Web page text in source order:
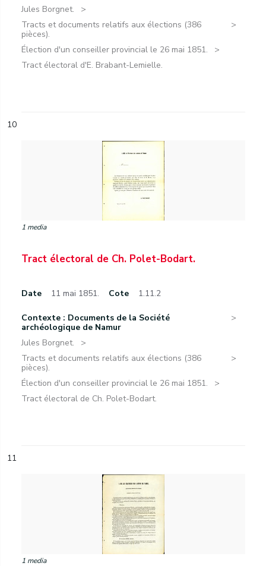
Jules Borgnet.
Tracts et documents relatifs aux élections (386
pièces).
Élection d'un conseiller provincial le 26 mai 1851.
Tract électoral d'E. Brabant-Lemielle.
10
1 media
Tract électoral de Ch. Polet-Bodart.
Date 11 mai 1851. Cote 1.11.2
Contexte : Documents de la Société
archéologique de Namur
Jules Borgnet.
Tracts et documents relatifs aux élections (386
pièces).
Élection d'un conseiller provincial le 26 mai 1851.
Tract électoral de Ch. Polet-Bodart.
11
1 media